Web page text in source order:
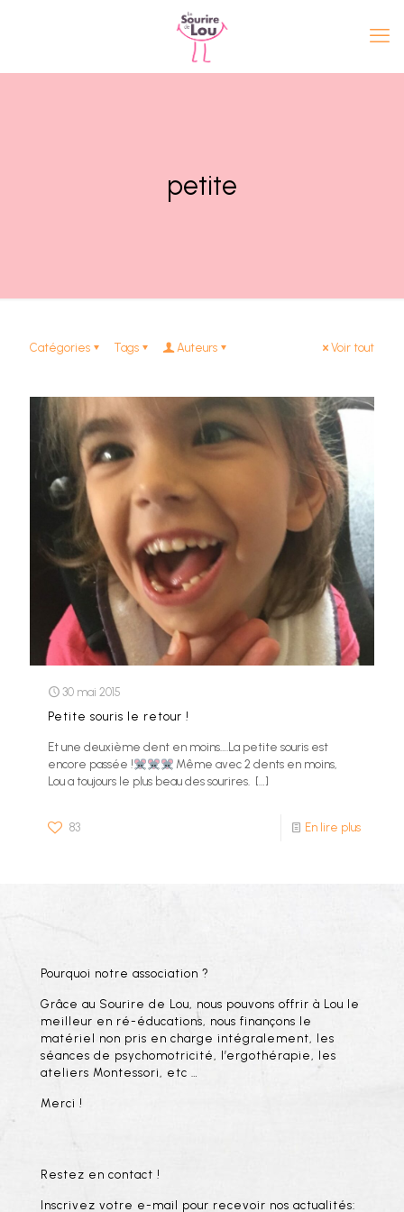
petite
Catégories Tags Auteurs Voir tout
30 mai 2015
Petite souris le retour !
Et une deuxième dent en moins….La petite souris est
encore passée !
Même avec 2 dents en moins,
Lou a toujours le plus beau des sourires. […]
83 En lire plus
Pourquoi notre association ?
Grâce au Sourire de Lou, nous pouvons offrir à Lou le
meilleur en ré-éducations, nous finançons le
matériel non pris en charge intégralement, les
séances de psychomotricité, l’ergothérapie, les
ateliers Montessori, etc …
Merci !
Restez en contact !
Inscrivez votre e-mail pour recevoir nos actualités: